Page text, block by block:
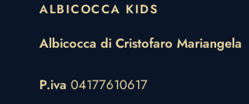
ALBICOCCA KIDS
Albicocca di Cristofaro Mariangela
P.iva04177610617